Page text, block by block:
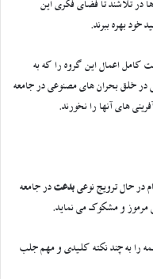
تلاشند تا فضای فکری این
خود بهره ببرند.
کامل اعمال این گروه را که به
در خلق بحران های مصنوعی در جامعه
های آنها را نخورند.
در حال ترویج نوعی بدعت در جامعه
را به چند نکته کلیدی و مهم جلب